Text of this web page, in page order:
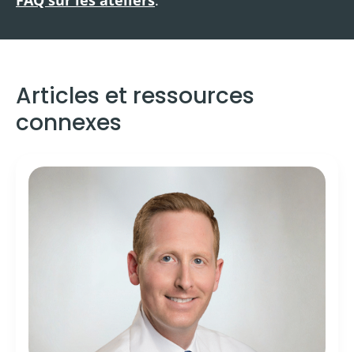
Articles et ressources
connexes